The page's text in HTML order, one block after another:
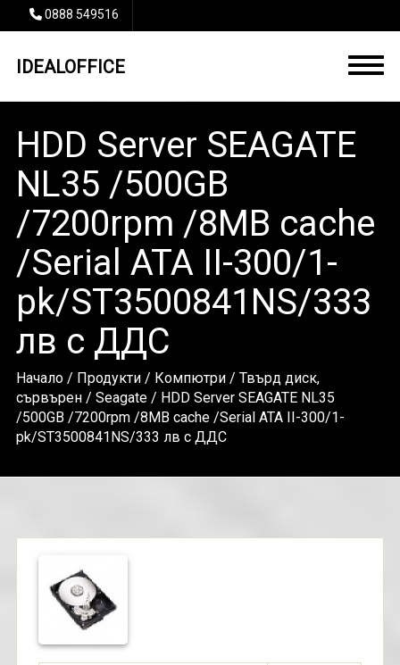
0888 549516
IDEALOFFICE
HDD Server SEAGATE
NL35 /500GB
/7200rpm /8MB cache
/Serial ATA II-300/1-
pk/ST3500841NS/333
лв с ДДС
Начало/ Продукти/ Компютри/ Твърд диск,
сървърен/ Seagate/ HDD Server SEAGATE NL35
/500GB /7200rpm /8MB cache /Serial ATA II-300/1-
pk/ST3500841NS/333 лв с ДДС